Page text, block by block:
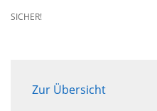
SICHER!
Zur Übersicht